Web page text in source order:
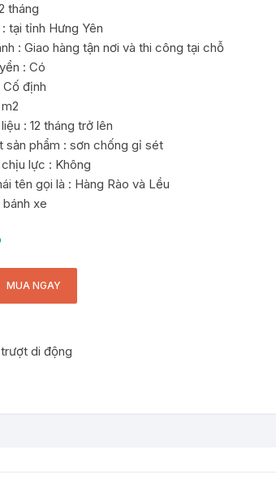
tháng
tại tỉnh Hưng Yên
: Giao hàng tận nơi và thi công tại chỗ
: Có
định
: 12 tháng trở lên
sản phẩm : sơn chống gỉ sét
lực : Không
tên gọi là : Hàng Rào và Lều
xe
MUA NGAY
di động